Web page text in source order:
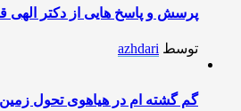
پرسش و پاسخ هایی از دکتر الهی
توسط azhdari
گم گشته ام در هیاهوی تحول زمین